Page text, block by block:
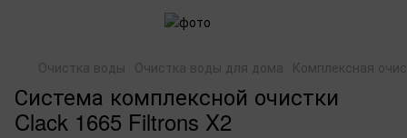
Очистка воды Очистка воды для дома Комплексная
Система комплексной очистки
Clack 1665 Filtrons X2